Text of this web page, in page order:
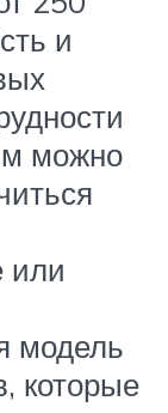
и
можно
или
модель
которые